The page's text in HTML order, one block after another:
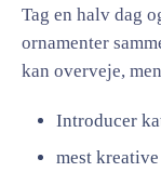
Tag en halv dag
ornamenter
kan overveje,
Introducer
mest kreative